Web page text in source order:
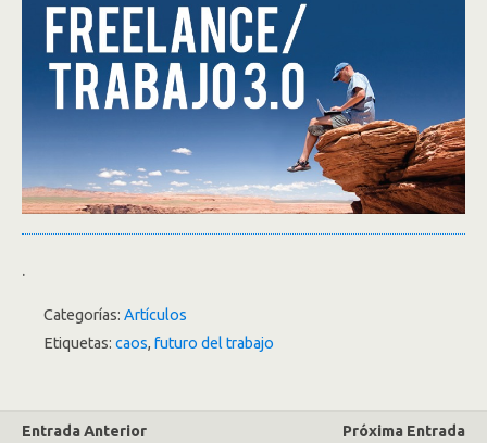
.
Categorías: Artículos
Etiquetas: caos, futuro del trabajo
Entrada Anterior
Próxima Entrada